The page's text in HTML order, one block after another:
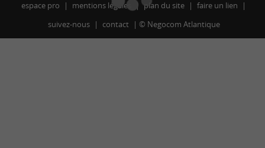
espace pro mentions légales plan du site
faire un lien
suivez-nous
contact © Negocom Atlantique